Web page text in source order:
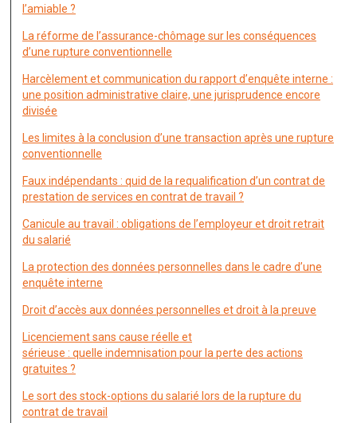
l’amiable ?
La réforme de l’assurance-chômage sur les conséquences
d’une rupture conventionnelle
Harcèlement et communication du rapport d’enquête interne :
une position administrative claire, une jurisprudence encore
divisée
Les limites à la conclusion d’une transaction après une rupture
conventionnelle
Faux indépendants : quid de la requalification d’un contrat de
prestation de services en contrat de travail ?
Canicule au travail : obligations de l’employeur et droit retrait
du salarié
La protection des données personnelles dans le cadre d’une
enquête interne
Droit d’accès aux données personnelles et droit à la preuve
Licenciement sans cause réelle et
sérieuse : quelle indemnisation pour la perte des actions
gratuites ?
Le sort des stock-options du salarié lors de la rupture du
contrat de travail